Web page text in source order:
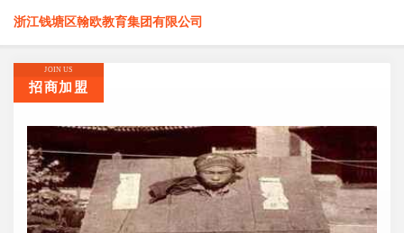
浙江钱塘区翰欧教育集团有限公司
JOIN US
招商加盟